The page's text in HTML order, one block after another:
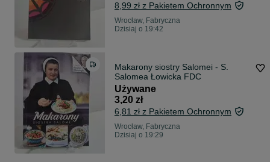
8,99 zł z Pakietem Ochronnym
Wrocław, Fabryczna
Dzisiaj o 19:42
Makarony siostry Salomei - S.
Salomea Łowicka FDC
Używane
3,20 zł
6,81 zł z Pakietem Ochronnym
Wrocław, Fabryczna
Dzisiaj o 19:29